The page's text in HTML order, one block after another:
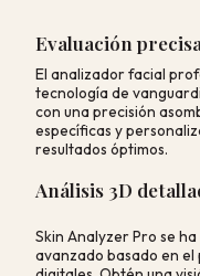
Evaluación
El analizador facial
tecnología de
con una precisión
específicas y
resultados óptimos.
Análisis 3D
Skin Analyzer Pro se
avanzado basado en